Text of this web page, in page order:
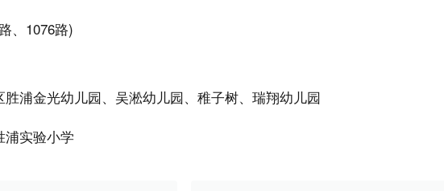
、1076路)
浦金光幼儿园、吴淞幼儿园、稚子树、瑞翔幼儿园
浦实验小学